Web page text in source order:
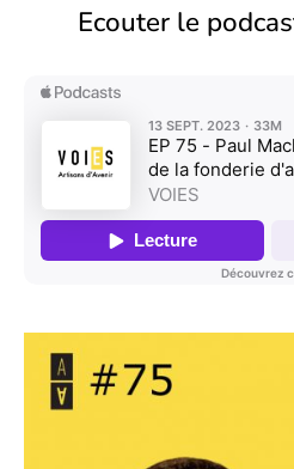
Ecouter le